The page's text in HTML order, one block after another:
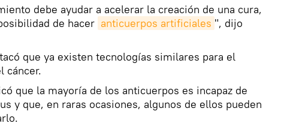
debe ayudar a acelerar la creación de una cura,
de hacer anticuerpos artificiales ", dijo
que ya existen tecnologías similares para el
cáncer.
que la mayoría de los anticuerpos es incapaz de
y que, en raras ocasiones, algunos de ellos pueden